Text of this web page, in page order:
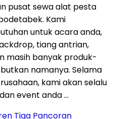
pusat sewa alat pesta
Kami
untuk acara anda,
tiang antrian,
masih banyak produk-
namanya. Selama
kami akan selalu
event anda …